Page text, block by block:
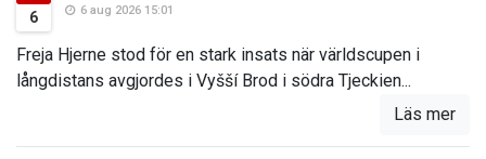
6 6 aug 2026 15:01
Freja Hjerne stod för en stark insats när världscupen i
långdistans avgjordes i Vyšší Brod i södra Tjeckien...
Läs mer